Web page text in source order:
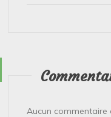
Voici un fait
Aucun commentaire